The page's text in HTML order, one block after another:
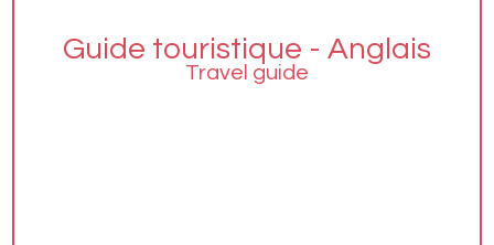
Guide touristique - Anglais
Travel guide